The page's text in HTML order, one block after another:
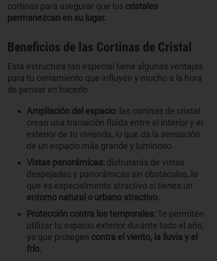
cortinas para asegurar que los cristales
permanezcan en su lugar.
Beneficios de las Cortinas de Cristal
Esta estructura tan especial tiene algunas ventajas
para tu cerramiento que influyen y mucho a la hora
de pensar en hacerlo.
Ampliación del espacio: las cortinas de cristal
crean una transición fluida entre el interior y el
exterior de tu vivienda, lo que da la sensación
de un espacio más grande y luminoso.
Vistas panorámicas: disfrutarás de vistas
despejadas y panorámicas sin obstáculos, lo
que es especialmente atractivo si tienes un
entorno natural o urbano atractivo.
Protección contra los temporales: Te permiten
utilizar tu espacio exterior durante todo el año,
ya que protegen contra el viento, la lluvia y el
frío.